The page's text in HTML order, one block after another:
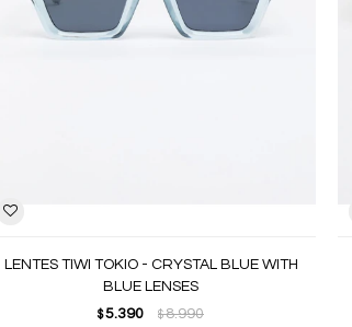
LENTES TIWI TOKIO - CRYSTAL BLUE WITH
BLUE LENSES
$5.390 $8.990